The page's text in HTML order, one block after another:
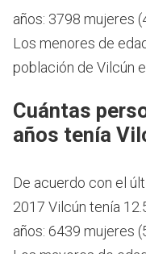
años: 3798 mujeres
Los menores de
población de Vilcún
Cuántas
años tenía
De acuerdo con el
2017 Vilcún tenía
años: 6439 mujeres